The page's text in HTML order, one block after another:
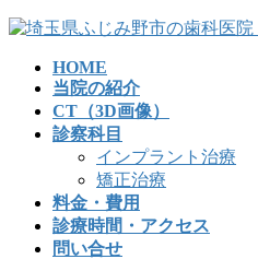
コ
ナ
HOME
当院の紹介
CT（3D画像）
診察科目
インプラント治療
矯正治療
料金・費用
診療時間・アクセス
問い合せ